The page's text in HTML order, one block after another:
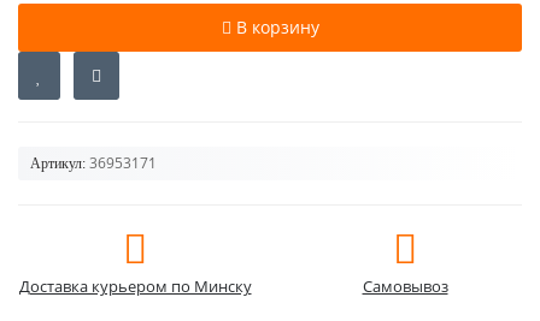
В корзину
Артикул: 36953171
Доставка курьером по Минску Самовывоз